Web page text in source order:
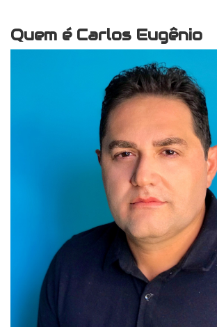
Quem é Carlos Eugênio